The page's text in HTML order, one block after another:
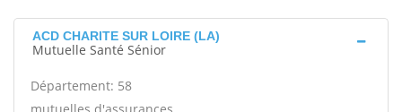
ACD CHARITE SUR LOIRE (LA)
Mutuelle Santé Sénior
Département: 58